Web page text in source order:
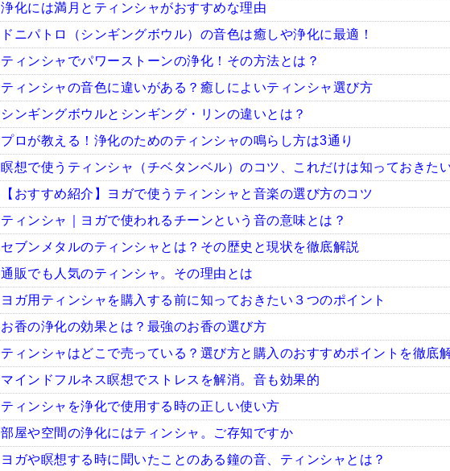
浄化には満月とティンシャがおすすめな理由
ドニパトロ（シンギングボウル）の音色は癒しや浄化に最適！
ティンシャでパワーストーンの浄化！その方法とは？
ティンシャの音色に違いがある？癒しによいティンシャ選び方
シンギングボウルとシンギング・リンの違いとは？
プロが教える！浄化のためのティンシャの鳴らし方は3通り
瞑想で使うティンシャ（チベタンベル）のコツ、これだけは知っておきたい
【おすすめ紹介】ヨガで使うティンシャと音楽の選び方のコツ
ティンシャ｜ヨガで使われるチーンという音の意味とは？
セブンメタルのティンシャとは？その歴史と現状を徹底解説
通販でも人気のティンシャ。その理由とは
ヨガ用ティンシャを購入する前に知っておきたい３つのポイント
お香の浄化の効果とは？最強のお香の選び方
ティンシャはどこで売っている？選び方と購入のおすすめポイントを徹底解
マインドフルネス瞑想でストレスを解消。音も効果的
ティンシャを浄化で使用する時の正しい使い方
部屋や空間の浄化にはティンシャ。ご存知ですか
ヨガや瞑想する時に聞いたことのある鐘の音、ティンシャとは？